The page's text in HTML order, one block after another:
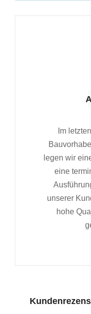
Im
legen wir
eine
unserer
hohe